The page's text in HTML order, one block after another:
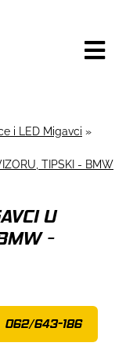
i LED Migavci »
TIPSKI - BMW
U
-
062/643-186